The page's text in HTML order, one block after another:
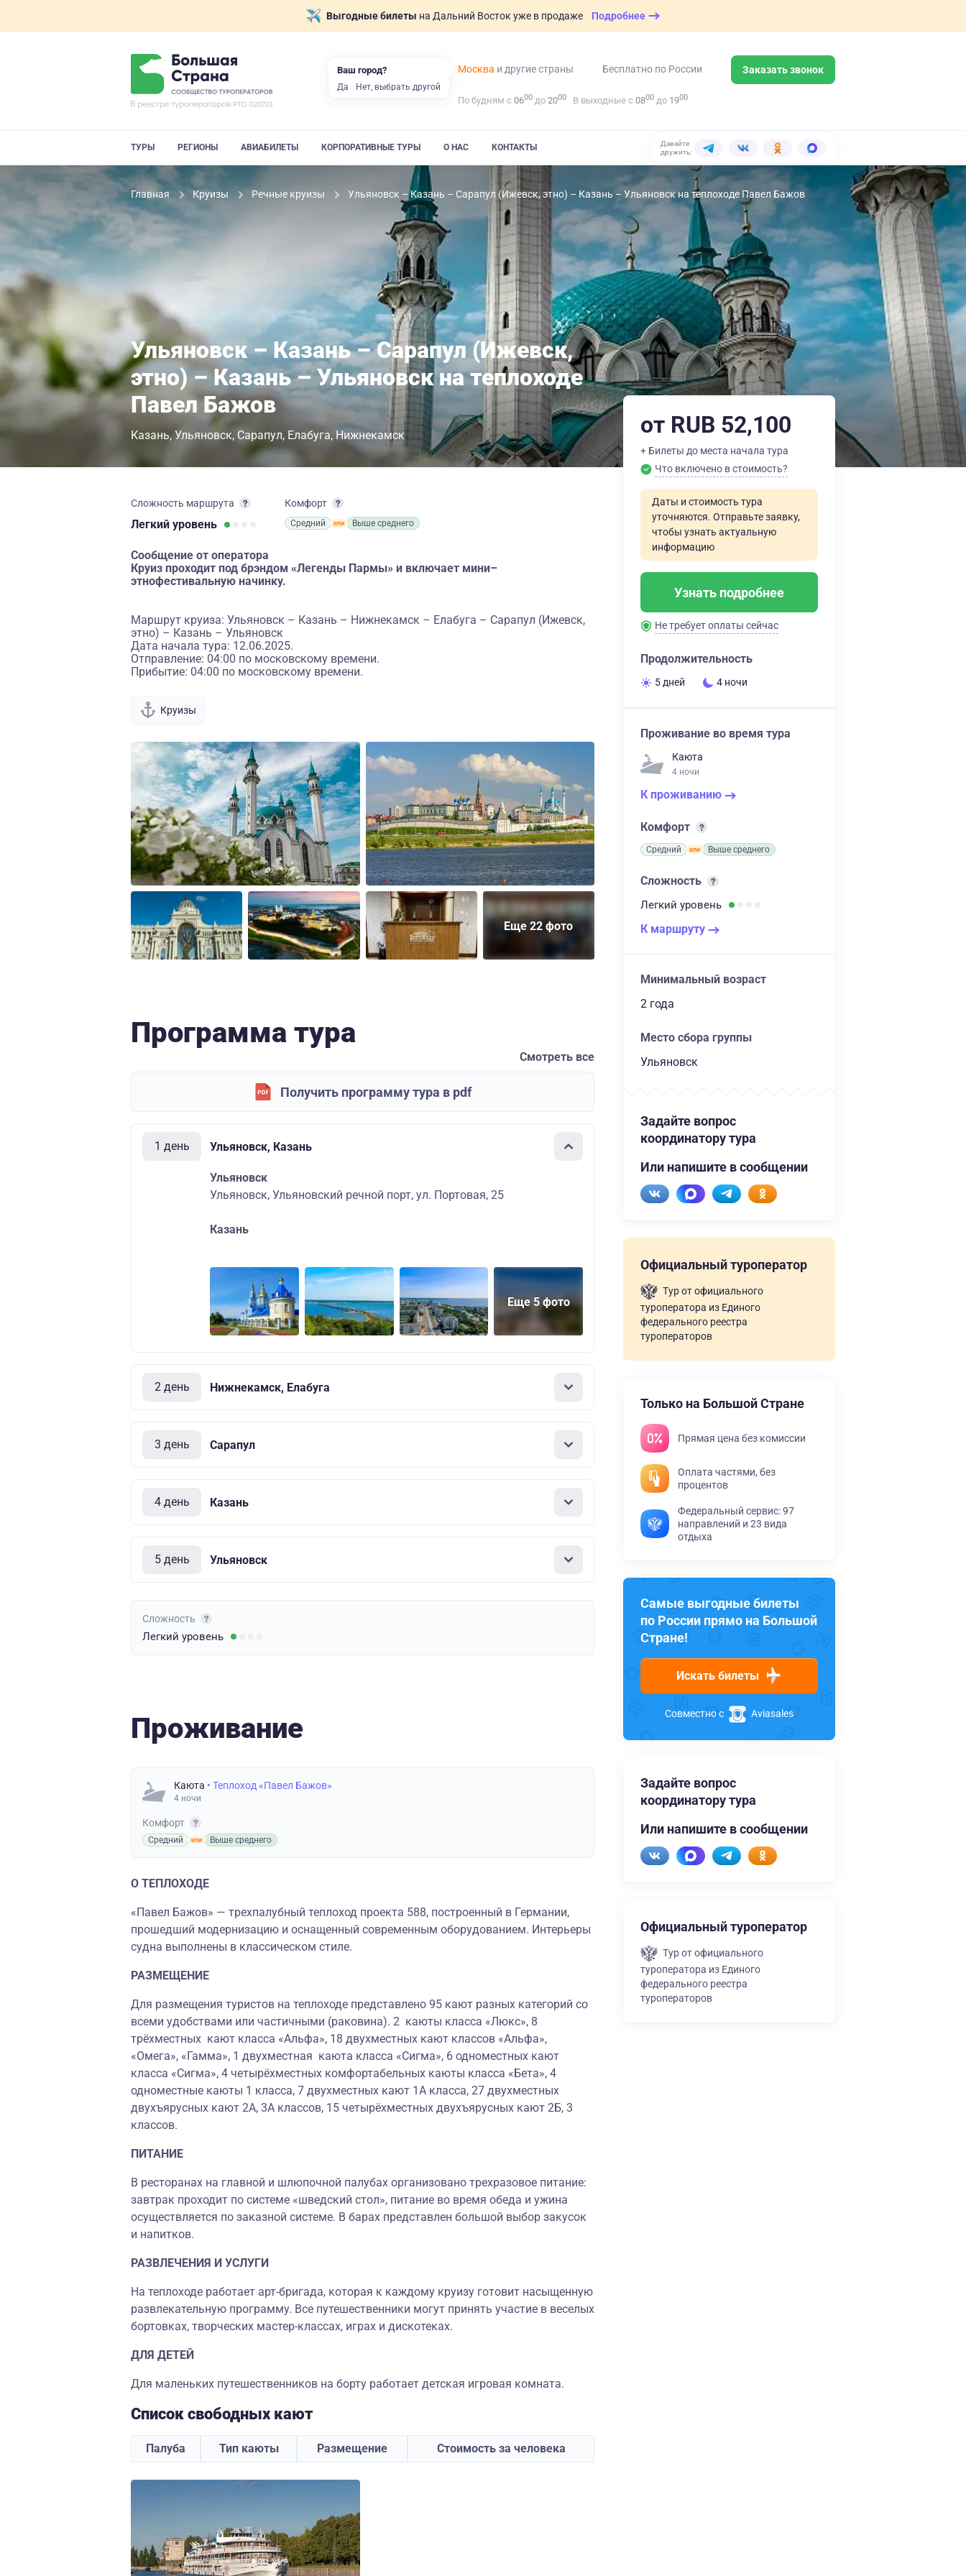
Выгодные билеты на Дальний Восток уже в продаже Подробнее
Москва и другие страны Бесплатно по России Заказать звонок
По будням с 0600 до 2000 В выходные с 0800 до 1900
ТУРЫ РЕГИОНЫ АВИАБИЛЕТЫ КОРПОРАТИВНЫЕ ТУРЫ О НАС КОНТАКТЫ
Давайте
дружить:
Главная Круизы Речные круизы Ульяновск – Казань – Сарапул (Ижевск, этно) – Казань – Ульяновск на теплоходе Павел Бажов
Ульяновск – Казань – Сарапул (Ижевск,
этно) – Казань – Ульяновск на теплоходе
Павел Бажов
Казань Ульяновск Сарапул Елабуга Нижнекамск
Сложность маршрута
Легкий уровень
Комфорт
Средний Выше среднего
Сообщение от оператора
Круиз проходит под брэндом «Легенды Пармы» и включает мини–
этнофестивальную начинку.
Маршрут круиза: Ульяновск – Казань – Нижнекамск – Елабуга – Сарапул (Ижевск,
этно) – Казань – Ульяновск
Дата начала тура: 12.06.2025.
Отправление: 04:00 по московскому времени.
Прибытие: 04:00 по московскому времени.
Круизы
Еще 22 фото
Программа тура
Смотреть все
Получить программу тура в pdf
1 день Ульяновск, Казань
Ульяновск
Ульяновск, Ульяновский речной порт, ул. Портовая, 25
Казань
Еще 5 фото
2 день Нижнекамск, Елабуга
3 день Сарапул
4 день Казань
5 день Ульяновск
Сложность
Легкий уровень
Проживание
Каюта • Теплоход «Павел Бажов»
4 ночи
Комфорт
Средний Выше среднего
О ТЕПЛОХОДЕ
«Павел Бажов» — трехпалубный теплоход проекта 588, построенный в Германии,
прошедший модернизацию и оснащенный современным оборудованием. Интерьеры
судна выполнены в классическом стиле.
РАЗМЕЩЕНИЕ
Для размещения туристов на теплоходе представлено 95 кают разных категорий со
всеми удобствами или частичными (раковина). 2 каюты класса «Люкс», 8
трёхместных кают класса «Альфа», 18 двухместных кают классов «Альфа»,
«Омега», «Гамма», 1 двухместная каюта класса «Сигма», 6 одноместных кают
класса «Сигма», 4 четырёхместных комфортабельных каюты класса «Бета», 4
одноместные каюты 1 класса, 7 двухместных кают 1А класса, 27 двухместных
двухъярусных кают 2А, 3А классов, 15 четырёхместных двухъярусных кают 2Б, 3
классов.
ПИТАНИЕ
В ресторанах на главной и шлюпочной палубах организовано трехразовое питание:
завтрак проходит по системе «шведский стол», питание во время обеда и ужина
осуществляется по заказной системе. В барах представлен большой выбор закусок
и напитков.
РАЗВЛЕЧЕНИЯ И УСЛУГИ
На теплоходе работает арт-бригада, которая к каждому круизу готовит насыщенную
развлекательную программу. Все путешественники могут принять участие в веселых
бортовках, творческих мастер-классах, играх и дискотеках.
ДЛЯ ДЕТЕЙ
Для маленьких путешественников на борту работает детская игровая комната.
Список свободных кают
Палуба Тип каюты Размещение Стоимость за человека
от RUB 52,100
+ Билеты до места начала тура
Что включено в стоимость?
Даты и стоимость тура
уточняются. Отправьте заявку,
чтобы узнать актуальную
информацию
Узнать подробнее
Не требует оплаты сейчас
Продолжительность
5 дней 4 ночи
Проживание во время тура
Каюта
4 ночи
К проживанию
Комфорт
Средний Выше среднего
Сложность
Легкий уровень
К маршруту
Минимальный возраст
2 года
Место сбора группы
Ульяновск
Задайте вопрос
координатору тура
Или напишите в сообщении
Официальный туроператор
Тур от официального
туроператора из Единого
федерального реестра
туроператоров
Только на Большой Стране
Прямая цена без комиссии
Оплата частями, без
процентов
Федеральный сервис: 97
направлений и 23 вида
отдыха
Самые выгодные билеты
по России прямо на Большой
Стране!
Искать билеты
Совместно с Aviasales
Задайте вопрос
координатору тура
Или напишите в сообщении
Официальный туроператор
Тур от официального
туроператора из Единого
федерального реестра
туроператоров
Ваш город?
Да Нет, выбрать другой